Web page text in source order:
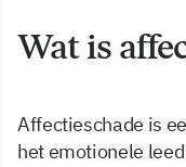
Wat is
Affectieschade is
het emotionele